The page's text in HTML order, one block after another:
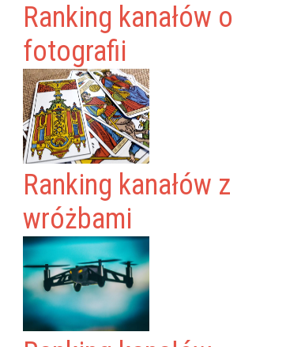
Ranking kanałów o
fotografii
Ranking kanałów z
wróżbami